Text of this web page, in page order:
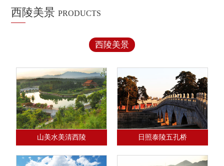
西陵美景PRODUCTS
西陵美景
山美水美清西陵 日照泰陵五孔桥